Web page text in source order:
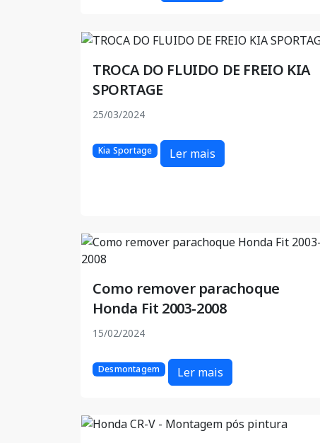
TROCA DO FLUIDO DE FREIO KIA
SPORTAGE
25/03/2024
Kia Sportage Ler mais
Como remover parachoque
Honda Fit 2003-2008
15/02/2024
Desmontagem Ler mais